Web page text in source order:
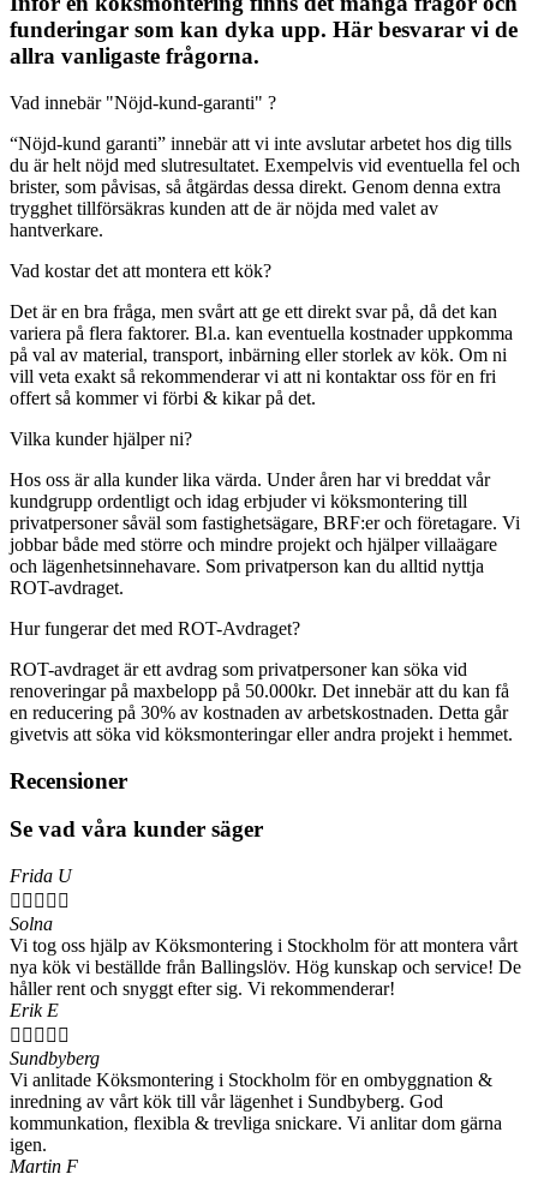
funderingar som kan dyka upp. Här besvarar vi de
allra vanligaste frågorna.
Vad innebär "Nöjd-kund-garanti" ?
“Nöjd-kund garanti” innebär att vi inte avslutar arbetet hos dig tills
du är helt nöjd med slutresultatet. Exempelvis vid eventuella fel och
brister, som påvisas, så åtgärdas dessa direkt. Genom denna extra
trygghet tillförsäkras kunden att de är nöjda med valet av
hantverkare.
Vad kostar det att montera ett kök?
Det är en bra fråga, men svårt att ge ett direkt svar på, då det kan
variera på flera faktorer. Bl.a. kan eventuella kostnader uppkomma
på val av material, transport, inbärning eller storlek av kök. Om ni
vill veta exakt så rekommenderar vi att ni kontaktar oss för en fri
offert så kommer vi förbi & kikar på det.
Vilka kunder hjälper ni?
Hos oss är alla kunder lika värda. Under åren har vi breddat vår
kundgrupp ordentligt och idag erbjuder vi köksmontering till
privatpersoner såväl som fastighetsägare, BRF:er och företagare. Vi
jobbar både med större och mindre projekt och hjälper villaägare
och lägenhetsinnehavare. Som privatperson kan du alltid nyttja
ROT-avdraget.
Hur fungerar det med ROT-Avdraget?
ROT-avdraget är ett avdrag som privatpersoner kan söka vid
renoveringar på maxbelopp på 50.000kr. Det innebär att du kan få
en reducering på 30% av kostnaden av arbetskostnaden. Detta går
givetvis att söka vid köksmonteringar eller andra projekt i hemmet.
Recensioner
Se vad våra kunder säger
Frida U
    
Solna
Vi tog oss hjälp av Köksmontering i Stockholm för att montera vårt
nya kök vi beställde från Ballingslöv. Hög kunskap och service! De
håller rent och snyggt efter sig. Vi rekommenderar!
Erik E
    
Sundbyberg
Vi anlitade Köksmontering i Stockholm för en ombyggnation &
inredning av vårt kök till vår lägenhet i Sundbyberg. God
kommunkation, flexibla & trevliga snickare. Vi anlitar dom gärna
igen.
Martin F